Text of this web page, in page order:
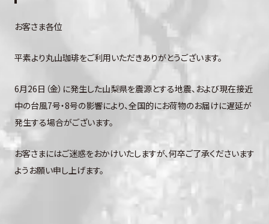
お客さま各位
平素より丸山珈琲をご利用いただきありがとうございます。
6月26日（金）に発生した山梨県を震源とする地震、および現在接近
中の台風7号・8号の影響により、全国的にお荷物のお届けに遅延が
発生する場合がございます。
お客さまにはご迷惑をおかけいたしますが、何卒ご了承くださいます
ようお願い申し上げます。